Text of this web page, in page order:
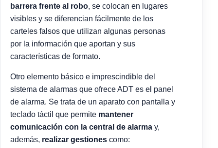
barrera frente al robo, se colocan en lugares
visibles y se diferencian fácilmente de los
carteles falsos que utilizan algunas personas
por la información que aportan y sus
características de formato.
Otro elemento básico e imprescindible del
sistema de alarmas que ofrece ADT es el panel
de alarma. Se trata de un aparato con pantalla y
teclado táctil que permite mantener
comunicación con la central de alarma y,
además, realizar gestiones como: